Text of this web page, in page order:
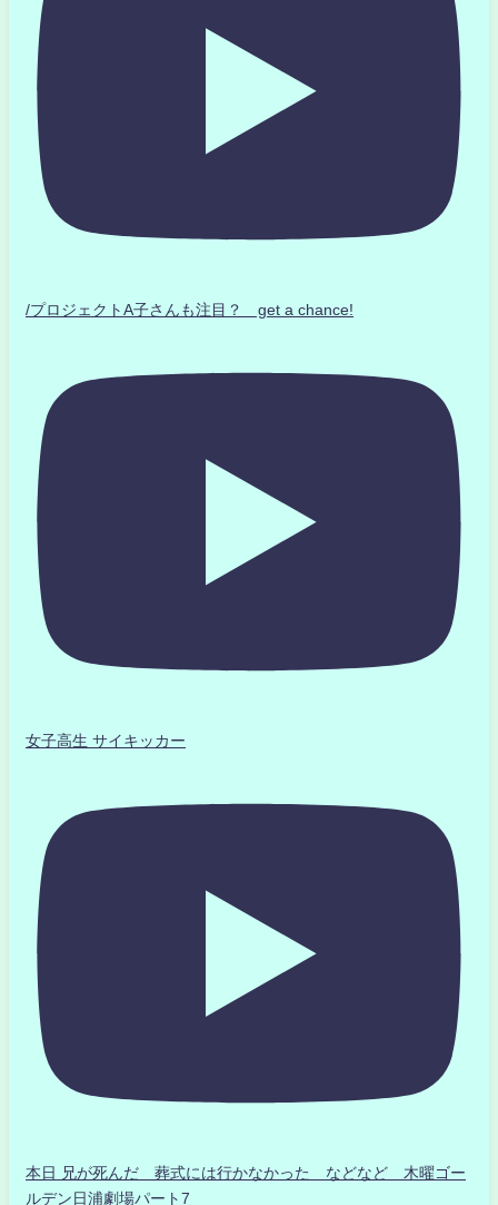
/プロジェクトA子さんも注目？ get a chance!
女子高生 サイキッカー
本日 兄が死んだ 葬式には行かなかった などなど 木曜ゴー
ルデン日浦劇場パート7